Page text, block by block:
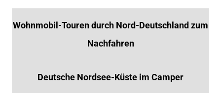
Wohnmobil-Touren durch Nord-Deutschland zum
Nachfahren
Deutsche Nordsee-Küste im Camper